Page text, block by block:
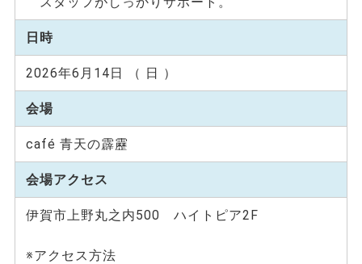
日時
2026年6月14日 （ 日 ）
会場
café 青天の霹靂
会場アクセス
伊賀市上野丸之内500 ハイトピア2F
※アクセス方法